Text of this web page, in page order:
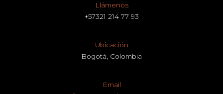
Llámenos
+57321 214 77 93
Ubicación
Bogotá, Colombia
Email